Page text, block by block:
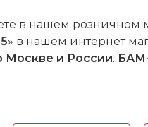
в нашем розничном
» в нашем интернет
Москве и России.